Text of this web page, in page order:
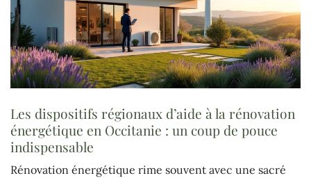
Les dispositifs régionaux d’aide à la rénovation
énergétique en Occitanie : un coup de pouce
indispensable
Rénovation énergétique rime souvent avec une sacré